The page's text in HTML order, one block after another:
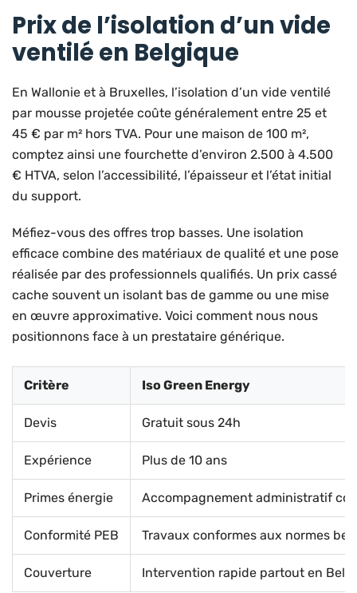
Prix de l’isolation d’un vide
ventilé en Belgique
En Wallonie et à Bruxelles, l’isolation d’un vide ventilé
par mousse projetée coûte généralement entre 25 et
45 € par m² hors TVA. Pour une maison de 100 m²,
comptez ainsi une fourchette d’environ 2.500 à 4.500
€ HTVA, selon l’accessibilité, l’épaisseur et l’état initial
du support.
Méfiez-vous des offres trop basses. Une isolation
efficace combine des matériaux de qualité et une pose
réalisée par des professionnels qualifiés. Un prix cassé
cache souvent un isolant bas de gamme ou une mise
en œuvre approximative. Voici comment nous nous
positionnons face à un prestataire générique.
Critère Iso Green Energy
Devis Gratuit sous 24h
Expérience Plus de 10 ans
Primes énergie Accompagnement administratif
Conformité PEB Travaux conformes aux normes
Couverture Intervention rapide partout en